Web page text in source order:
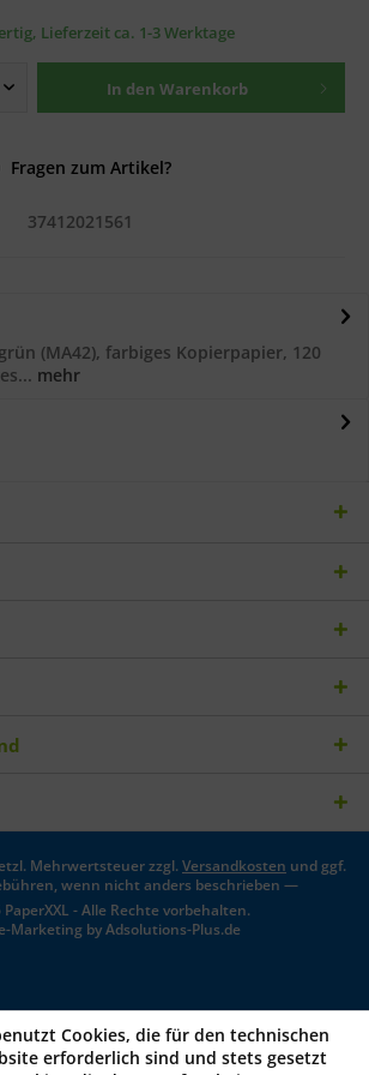
Lieferzeit ca. 1-3 Werktage
In den Warenkorb
Fragen zum Artikel?
37412021561
(MA42), farbiges Kopierpapier, 120
mehr
Mehrwertsteuer zzgl.Versandkosten und ggf.
wenn nicht anders beschrieben —
- Alle Rechte vorbehalten.
Marketing byAdsolutions-Plus.de
Cookies, die für den technischen
erforderlich sind und stets gesetzt